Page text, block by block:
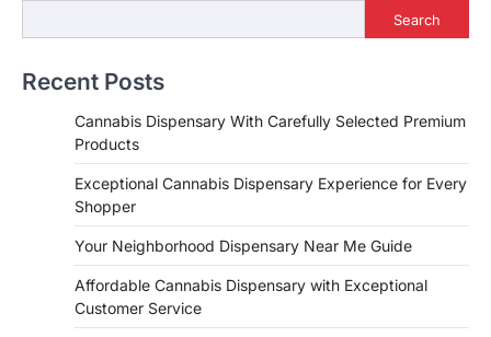
Search
Recent Posts
Cannabis Dispensary With Carefully Selected Premium
Products
Exceptional Cannabis Dispensary Experience for Every
Shopper
Your Neighborhood Dispensary Near Me Guide
Affordable Cannabis Dispensary with Exceptional
Customer Service